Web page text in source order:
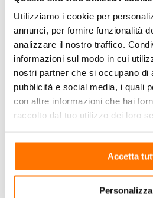
Utilizziamo i cookie per
annunci, per fornire funzionalità
analizzare il nostro traffico.
informazioni sul modo in cui
nostri partner che si occupano di
pubblicità e social media, i quali
con altre informazioni che hai
raccolto dal tuo utilizzo dei loro
Accetta
Personalizza
chiari,come il bianco, il
di grigio.
un’atmosfera accogliente, la
saranno
colori caldi e
In unambiente moderno e
sceglierecolori pastello e
4. Cambia
seconda
cambiare spesso il